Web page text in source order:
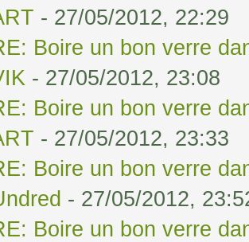
- 27/05/2012, 22:29
Boire un bon verre
- 27/05/2012, 23:08
Boire un bon verre
- 27/05/2012, 23:33
Boire un bon verre
- 27/05/2012,
Boire un bon verre